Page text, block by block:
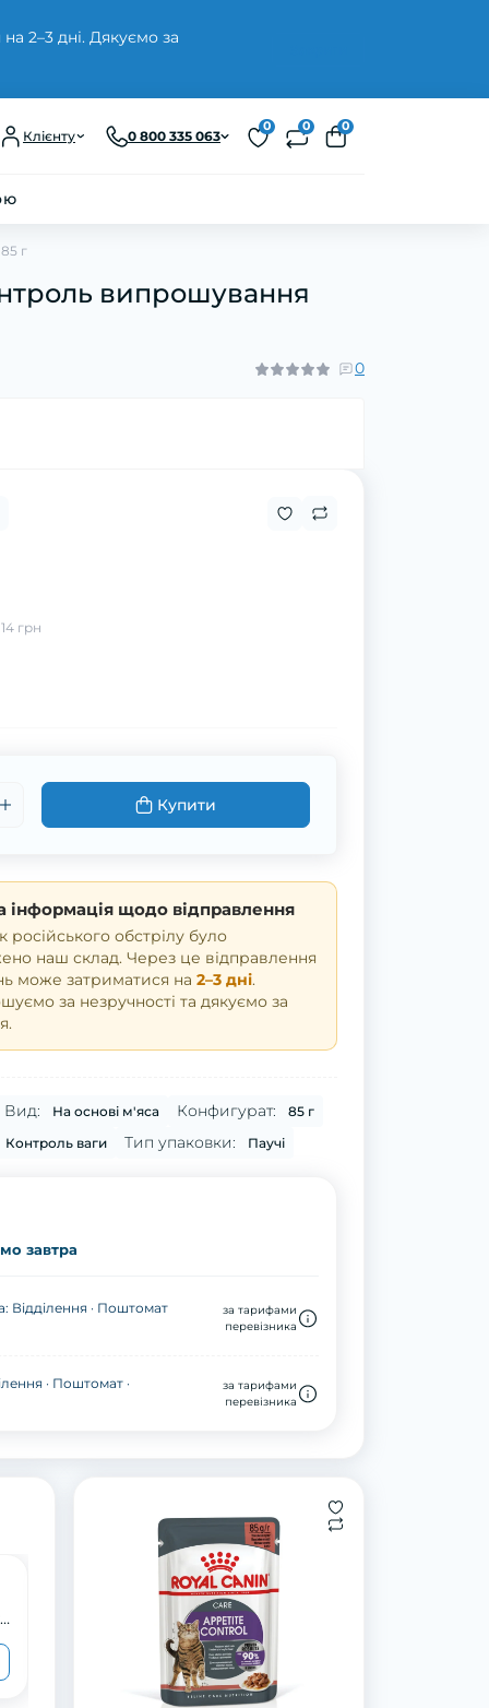
2–3 дні. Дякуємо за
Клієнту 0 800 335 063
0 0 0
г
випрошування
0
14 грн
Купити
інформація щодо відправлення
російського обстрілу було
наш склад. Через це відправлення
може затриматися на 2–3 дні.
за незручності та дякуємо за
Вид: На основі м'яса Конфигурат: 85 г
Контроль ваги Тип упаковки: Паучі
завтра
Відділення · Поштомат
за тарифами
перевізника
· Поштомат ·
за тарифами
перевізника
Вологий корм для котів ROYAL
CANIN BRITISH SHORTHAIR ADULT
породи Британська короткошерста,
85 г
63 грн
50 грн